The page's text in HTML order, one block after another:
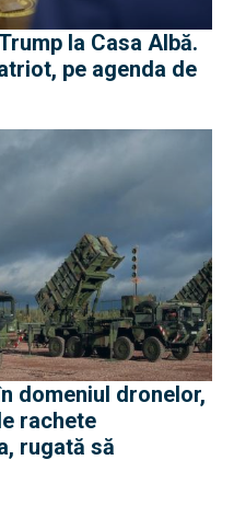
la Casa Albă.
pe agenda de
domeniul dronelor,
rachete
rugată să